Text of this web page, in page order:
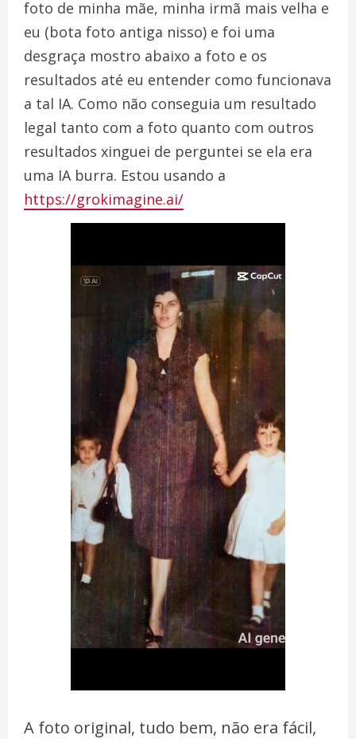
foto de minha mãe, minha irmã mais velha e
eu (bota foto antiga nisso) e foi uma
desgraça mostro abaixo a foto e os
resultados até eu entender como funcionava
a tal IA. Como não conseguia um resultado
legal tanto com a foto quanto com outros
resultados xinguei de perguntei se ela era
uma IA burra. Estou usando a
https://grokimagine.ai/
A foto original, tudo bem, não era fácil,